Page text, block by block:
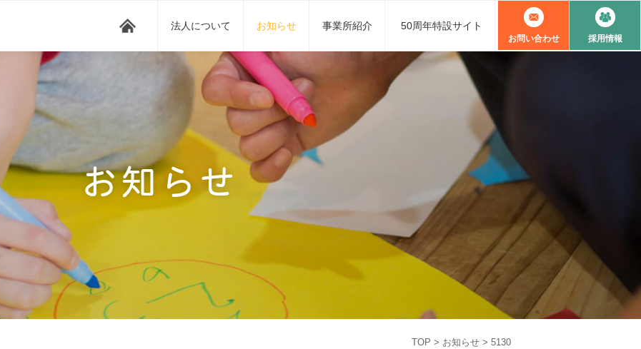
お知らせ
法人について お知らせ 事業所紹介 50周年特設サイト
お問い合わせ 採用情報
TOP > お知らせ > 5130